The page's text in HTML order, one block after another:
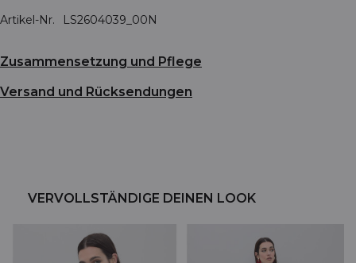
Artikel-Nr.
LS2604039_00N
Zusammensetzung und Pflege
Versand und Rücksendungen
VERVOLLSTÄNDIGE DEINEN LOOK